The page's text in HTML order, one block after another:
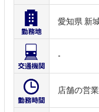
愛知県 新
-
店舗の営